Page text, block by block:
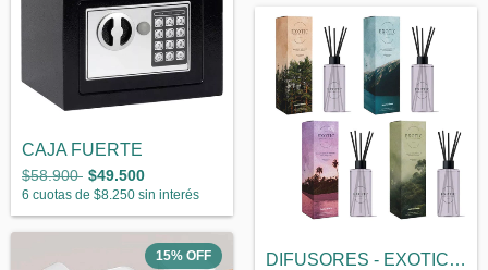
DIFUSORES - EXOTIC DESTINATIONS
CAJA FUERTE
$58.900 $49.500
6 cuotas de $8.250 sin interés
15% OFF